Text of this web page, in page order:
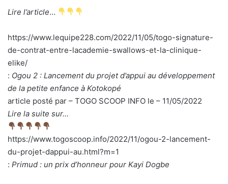
Lire l’article…
https://www.lequipe228.com/2022/11/05/togo-signature-
de-contrat-entre-lacademie-swallows-et-la-clinique-
elike/
: Ogou 2 : Lancement du projet d’appui au développement
de la petite enfance à Kotokopé
article posté par – TOGO SCOOP INFO le – 11/05/2022
Lire la suite sur…
https://www.togoscoop.info/2022/11/ogou-2-lancement-
du-projet-dappui-au.html?m=1
: Primud : un prix d’honneur pour Kayi Dogbe